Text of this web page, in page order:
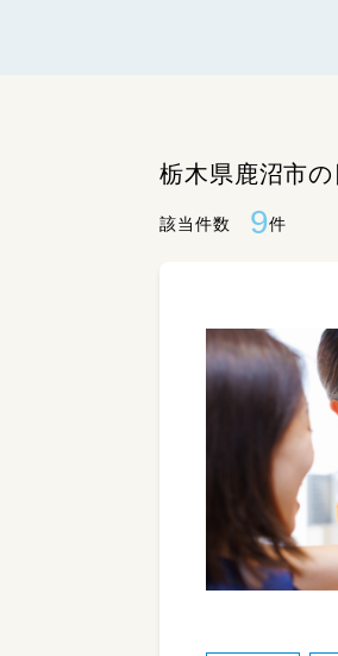
栃木県鹿沼市
該当件数 9件